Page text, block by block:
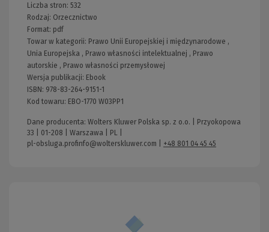
Liczba stron: 532
Rodzaj: Orzecznictwo
Format: pdf
Towar w kategorii: Prawo Unii Europejskiej i międzynarodowe ,
Unia Europejska , Prawo własności intelektualnej , Prawo
autorskie , Prawo własności przemysłowej
Wersja publikacji: Ebook
ISBN: 978-83-264-9151-1
Kod towaru: EBO-1770 W03PP1
Dane producenta: Wolters Kluwer Polska sp. z o.o. | Przyokopowa
33 | 01-208 | Warszawa | PL |
pl-obsluga.profinfo@wolterskluwer.com
+48 801 04 45 45